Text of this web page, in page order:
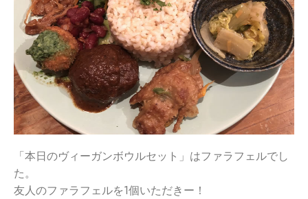
「本日のヴィーガンボウルセット」はファラフェルでし
た。
友人のファラフェルを1個いただきー！